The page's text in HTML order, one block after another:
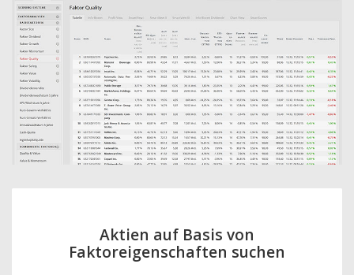
Aktien auf Basis von
Faktoreigenschaften suchen